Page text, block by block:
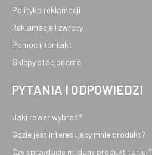
Polityka reklamacji
Reklamacje i zwroty
Pomoc i kontakt
Sklepy stacjonarne
PYTANIA I ODPOWIEDZI
Jaki rower wybrać?
Gdzie jest interesujący mnie produkt?
Czy sprzedacie mi dany produkt taniej?